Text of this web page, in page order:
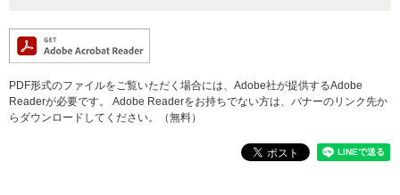
PDF形式のファイルをご覧いただく場合には、Adobe社が提供するAdobe
Readerが必要です。
Adobe Readerをお持ちでない方は、バナーのリンク先か
らダウンロードしてください。（無料）